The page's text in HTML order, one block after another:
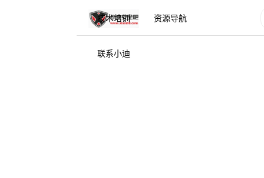
技术培训 资源导航
联系小迪